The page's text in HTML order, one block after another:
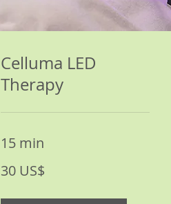
Celluma LED
Therapy
15 min
dólares
estadounidenses
30 US$